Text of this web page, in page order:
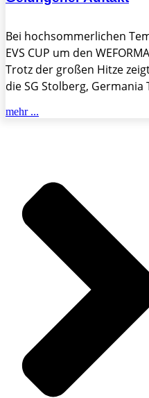
Alle News
Veranstal­tungen